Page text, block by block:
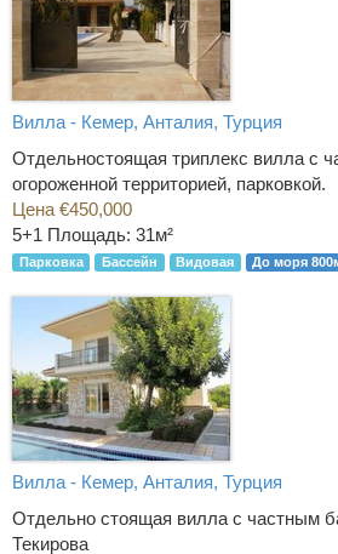
Вилла - Кемер, Анталия, Турция
Отдельностоящая триплекс вилла с
огороженной территорией, парковкой.
Цена €450,000
5+1 Площадь: 31м²
Парковка Бассейн Видовая До моря
Вилла - Кемер, Анталия, Турция
Отдельно стоящая вилла с частным
Текирова